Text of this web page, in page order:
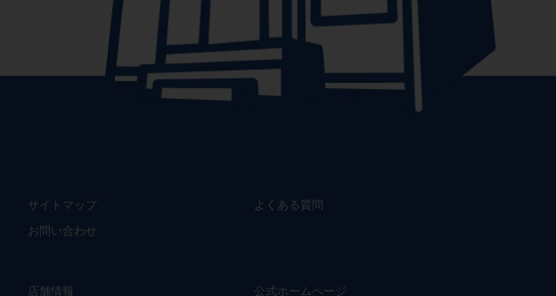
サイトマップ
よくある質問
お問い合わせ
店舗情報 公式ホームページ